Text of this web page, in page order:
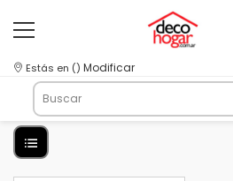
Estás en () Modificar